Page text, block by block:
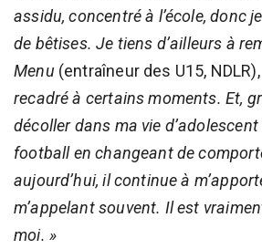
assidu, concentré à l’école, donc
de bêtises. Je tiens d’ailleurs à
Menu (entraîneur des U15, NDLR),
recadré à certains moments. Et,
décoller dans ma vie
football en changeant de
aujourd’hui, il continue à
m’appelant souvent. Il est
moi. »